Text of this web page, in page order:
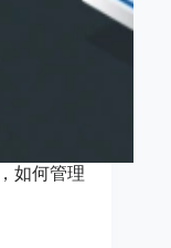
如何管理